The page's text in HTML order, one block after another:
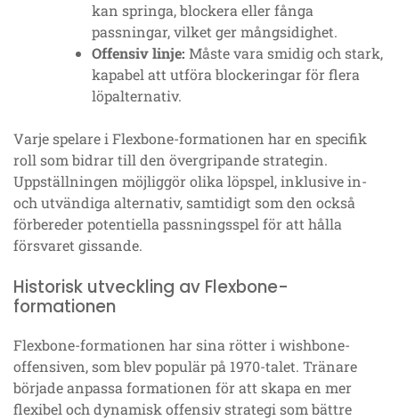
kan springa, blockera eller fånga
passningar, vilket ger mångsidighet.
Offensiv linje: Måste vara smidig och stark,
kapabel att utföra blockeringar för flera
löpalternativ.
Varje spelare i Flexbone-formationen har en specifik
roll som bidrar till den övergripande strategin.
Uppställningen möjliggör olika löpspel, inklusive in-
och utvändiga alternativ, samtidigt som den också
förbereder potentiella passningsspel för att hålla
försvaret gissande.
Historisk utveckling av Flexbone-
formationen
Flexbone-formationen har sina rötter i wishbone-
offensiven, som blev populär på 1970-talet. Tränare
började anpassa formationen för att skapa en mer
flexibel och dynamisk offensiv strategi som bättre